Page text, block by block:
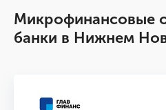
Микрофинансовые
банки в Нижнем